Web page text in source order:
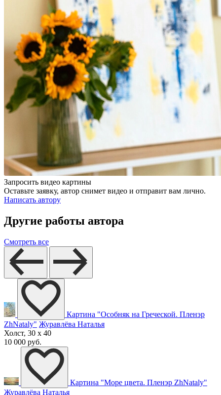
Запросить видео картины
Оставьте заявку, автор снимет видео и отправит вам лично.
Написать автору
Другие работы автора
Смотреть все
Картина "Особняк на Греческой. Пленэр
ZhNataly" Журавлёва Наталья
Холст, 30 x 40
10 000 руб.
Картина "Море цвета. Пленэр ZhNataly"
Журавлёва Наталья